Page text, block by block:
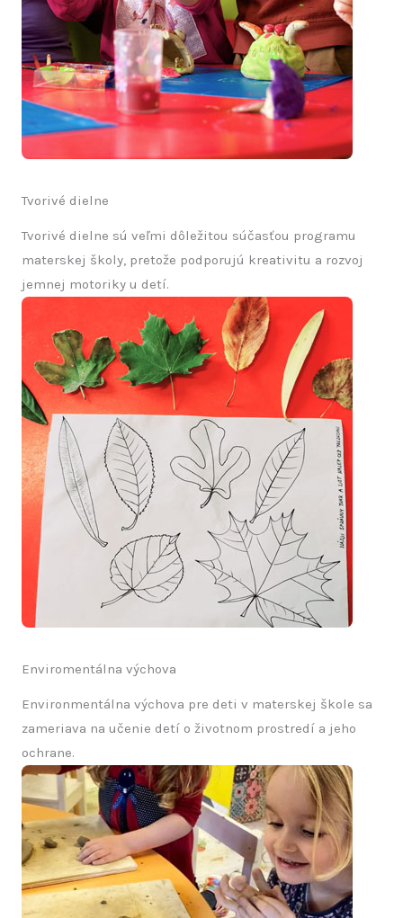
Tvorivé dielne
Tvorivé dielne sú veľmi dôležitou súčasťou programu
materskej školy, pretože podporujú kreativitu a rozvoj
jemnej motoriky u detí.
Enviromentálna výchova
Environmentálna výchova pre deti v materskej škole sa
zameriava na učenie detí o životnom prostredí a jeho
ochrane.